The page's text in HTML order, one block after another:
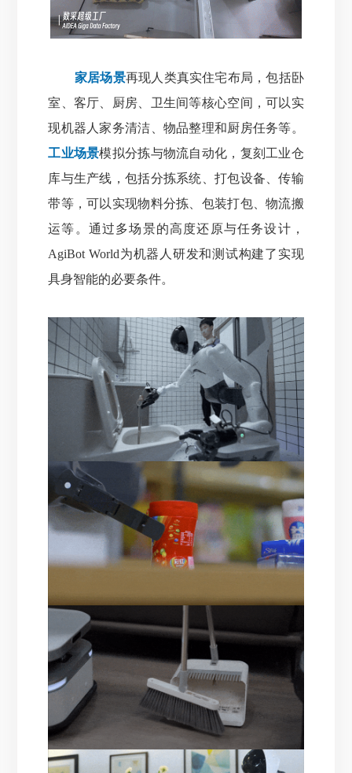
家居场景再现人类真实住宅布局，包括卧
室、客厅、厨房、卫生间等核心空间，可以实
现机器人家务清洁、物品整理和厨房任务等。
工业场景模拟分拣与物流自动化，复刻工业仓
库与生产线，包括分拣系统、打包设备、传输
带等，可以实现物料分拣、包装打包、物流搬
运等。通过多场景的高度还原与任务设计，
AgiBot World为机器人研发和测试构建了实现
具身智能的必要条件。